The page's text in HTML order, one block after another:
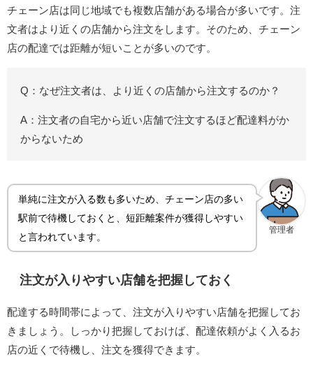
チェーン店は同じ地域でも複数店舗がある場合が多いです。注
文者はより近くの店舗から注文をします。そのため、チェーン
店の配達では距離が短いことが多いのです。
Q：なぜ注文者は、より近くの店舗から注文するのか？
A：注文者の自宅から近い店舗で注文するほど配達料がか
からないため
管理者
単純に注文が入る数も多いため、チェーン店の多い
駅前で待機しておくと、短距離案件が獲得しやすい
と言われています。
注文が入りやすい店舗を把握しておく
配達する時間帯によって、注文が入りやすい店舗を把握してお
きましょう。しっかり把握しておけば、配達依頼がよく入るお
店の近くで待機し、注文を獲得できます。